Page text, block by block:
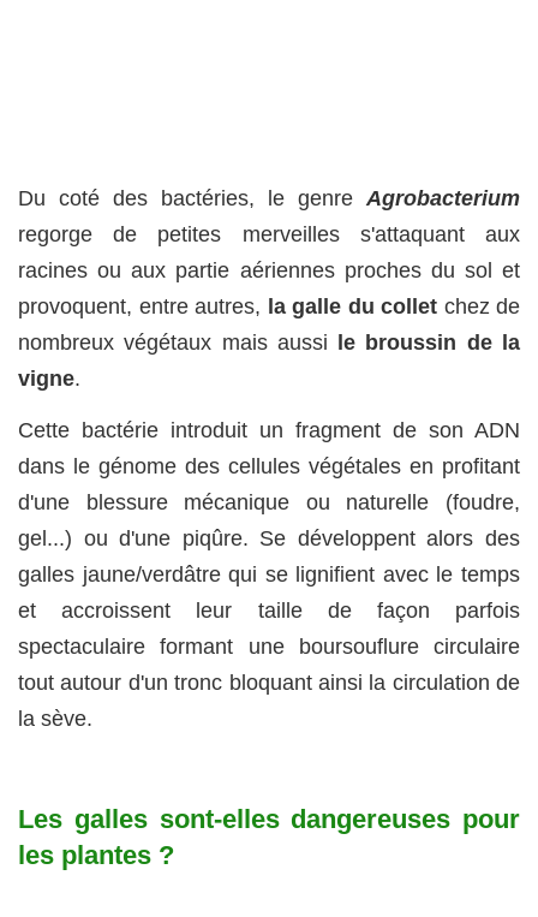
Du coté des bactéries, le genreAgrobacterium
regorge de petites merveilles s'attaquant aux
racines ou aux partie aériennes proches du sol et
provoquent, entre autres, la galle du collet chez de
nombreux végétaux mais aussi
le broussin de la
vigne.
Cette bactérie introduit un fragment de son ADN
dans le génome des cellules végétales en profitant
d'une blessure mécanique ou naturelle (foudre,
gel...) ou d'une piqûre. Se développent alors des
galles jaune/verdâtre qui se lignifient avec le temps
et accroissent leur taille de façon parfois
spectaculaire formant une boursouflure circulaire
tout autour d'un tronc bloquant ainsi la circulation de
la sève.
Les galles sont-elles dangereuses pour
les plantes ?